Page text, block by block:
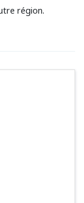
région.